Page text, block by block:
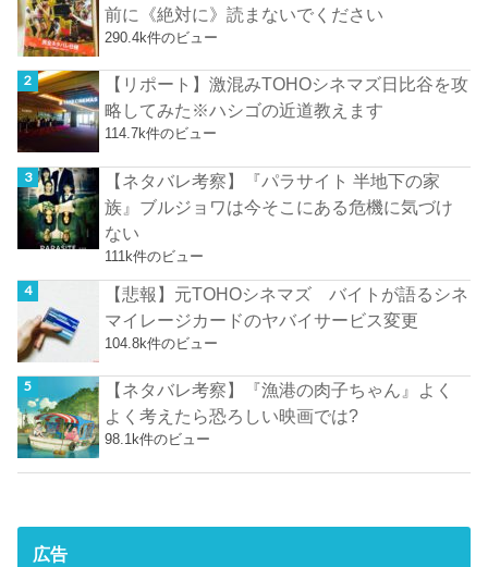
前に《絶対に》読まないでください
290.4k件のビュー
【リポート】激混みTOHOシネマズ日比谷を攻
略してみた※ハシゴの近道教えます
114.7k件のビュー
【ネタバレ考察】『パラサイト 半地下の家
族』ブルジョワは今そこにある危機に気づけ
ない
111k件のビュー
【悲報】元TOHOシネマズ バイトが語るシネ
マイレージカードのヤバイサービス変更
104.8k件のビュー
【ネタバレ考察】『漁港の肉子ちゃん』よく
よく考えたら恐ろしい映画では?
98.1k件のビュー
広告